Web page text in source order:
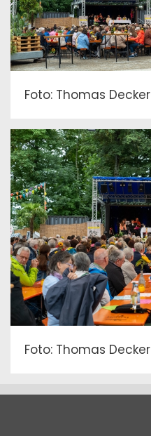
Foto: Thomas Decker
Foto: Thomas Decker